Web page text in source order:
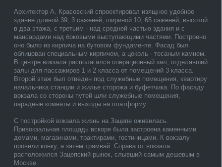
Архитектор А. Красовский спроектировал изящное удобное
здание длиной 39, 3 саженей, шириной 10, 65 саженей, высотой
в два этажа, с третьим - над средней частью здания и с
мансардами над боковыми выступающими частями. Построено
оно было из кирпича на бутовом фундаменте. Фасад был
облицован специальным кирпичом, а цоколь - тесаным камнем.
В центре вокзала располагался операционный зал, отделявший
залы для пассажиров 1 и 2 класса от помещений 3 класса.
Второй этаж был отведен под служебные помещения, квартиру
начальника станции и жилье сторожа и буфетчика. По фасаду
вокзала со стороны путей шли служебные помещения,
парадные комнаты и выходы на платформу.
С постройкой вокзала жизнь на Зацепе оживилась.
Привокзальная площадь вскоре была застроена каменными
домами, магазинами, трактирами, гостиницами. К вокзалу
провели конку, а затем трамвай. Справа от вокзала
расположился Зацепский рынок, слывший самым дешевым в
Москве.